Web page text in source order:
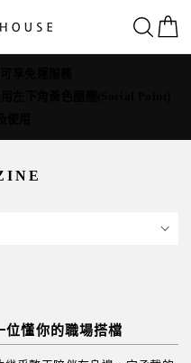
搜尋
位懂你的職場搭檔